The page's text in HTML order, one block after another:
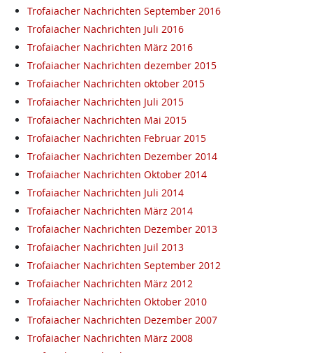
Trofaiacher Nachrichten September 2016
Trofaiacher Nachrichten Juli 2016
Trofaiacher Nachrichten März 2016
Trofaiacher Nachrichten dezember 2015
Trofaiacher Nachrichten oktober 2015
Trofaiacher Nachrichten Juli 2015
Trofaiacher Nachrichten Mai 2015
Trofaiacher Nachrichten Februar 2015
Trofaiacher Nachrichten Dezember 2014
Trofaiacher Nachrichten Oktober 2014
Trofaiacher Nachrichten Juli 2014
Trofaiacher Nachrichten März 2014
Trofaiacher Nachrichten Dezember 2013
Trofaiacher Nachrichten Juil 2013
Trofaiacher Nachrichten September 2012
Trofaiacher Nachrichten März 2012
Trofaiacher Nachrichten Oktober 2010
Trofaiacher Nachrichten Dezember 2007
Trofaiacher Nachrichten März 2008